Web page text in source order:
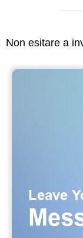
Non esitare a